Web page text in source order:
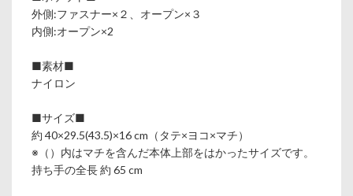
外側:ファスナー×２、オープン×３
内側:オープン×2
■素材■
ナイロン
■サイズ■
約 40×29.5(43.5)×16 cm（タテ×ヨコ×マチ）
※（）内はマチを含んだ本体上部をはかったサイズです。
持ち手の全長 約 65 cm